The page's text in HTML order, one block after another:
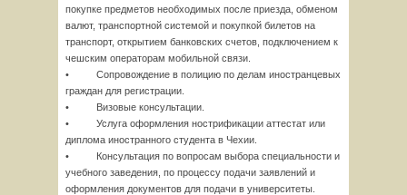
покупке предметов необходимых после приезда, обменом
валют, транспортной системой и покупкой билетов на
транспорт, открытием банковских счетов, подключением к
чешским операторам мобильной связи.
• Сопровождение в полицию по делам иностранцевых
граждан для регистрации.
• Визовые консультации.
• Услуга оформления нострификации аттестат или
диплома иностранного студента в Чехии.
• Консультация по вопросам выбора специальности и
учебного заведения, по процессу подачи заявлений и
оформления документов для подачи в университеты.